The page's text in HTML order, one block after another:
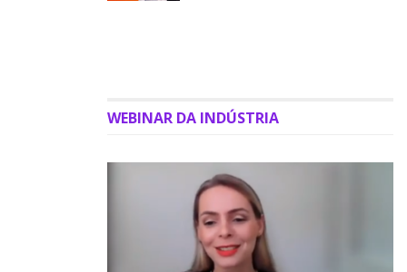
o(a) consumidor(a) terá acesso a uma pesquisa de
satisfação para comentar como foi a experiência com a
A iniciativa está alinhada a um dos Compromissos para
Renovar a Vida estabelecidos pela Suzano, de oferecer,
até 2030, 10 milhões de toneladas de produtos de
origem renovável para substituir plásticos e derivados
WEBINAR DA INDÚSTRIA